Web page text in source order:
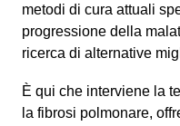
metodi di cura attuali
progressione della
ricerca di alternative
È qui che interviene la
la fibrosi polmonare,